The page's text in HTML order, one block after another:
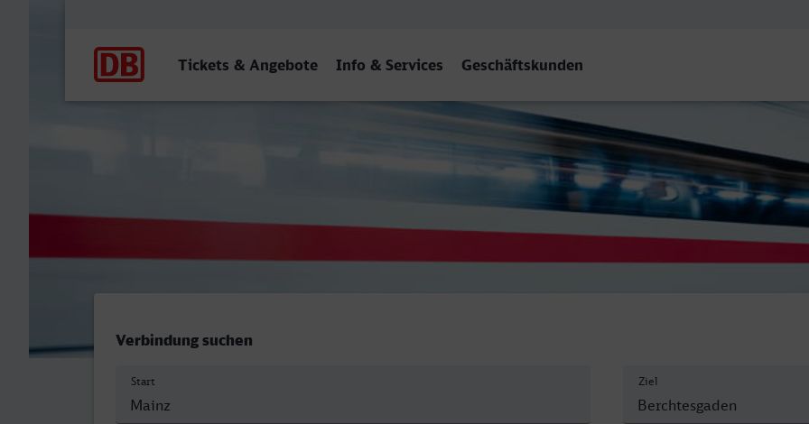
Tickets & Angebote Info & Services Geschäftskunden
Mainz Hbf - Berchtesgaden Hbf
Verbindung suchen
Start Ziel